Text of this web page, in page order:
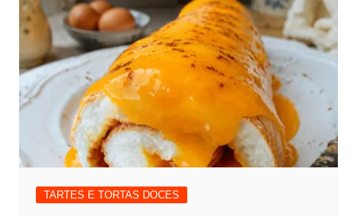
TARTES E TORTAS DOCES